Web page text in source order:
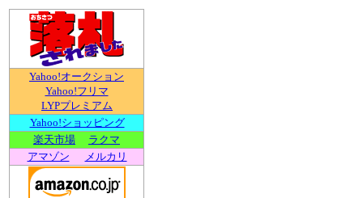
Yahoo!オークション
Yahoo!フリマ
LYPプレミアム
Yahoo!ショッピング
楽天市場
ラクマ
アマゾン
メルカリ